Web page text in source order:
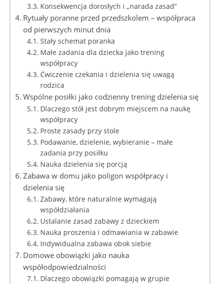
Konsekwencja dorosłych i „narada zasad”
Rytuały poranne przed przedszkolem – współpraca
od pierwszych minut dnia
Stały schemat poranka
Małe zadania dla dziecka jako trening
współpracy
Ćwiczenie czekania i dzielenia się uwagą
rodzica
Wspólne posiłki jako codzienny trening dzielenia się
Dlaczego stół jest dobrym miejscem na naukę
współpracy
Proste zasady przy stole
Podawanie, dzielenie, wybieranie – małe
zadania przy posiłku
Nauka dzielenia się porcją
Zabawa w domu jako poligon współpracy i
dzielenia się
Zabawy, które naturalnie wymagają
współdziałania
Ustalanie zasad zabawy z dzieckiem
Nauka proszenia i odmawiania w zabawie
Indywidualna zabawa obok siebie
Domowe obowiązki jako nauka
współodpowiedzialności
Dlaczego obowiązki pomagają w grupie